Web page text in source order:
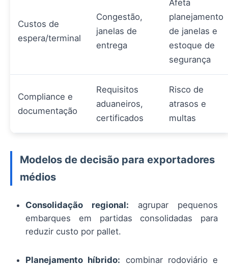
Custos de
espera/terminal
Congestão,
janelas de
entrega
Afeta
planejamento
de janelas e
estoque de
segurança
Compliance e
documentação
Requisitos
aduaneiros,
certificados
Risco de
atrasos e
multas
Modelos de decisão para exportadores
médios
Consolidação regional: agrupar pequenos
embarques em partidas consolidadas para
reduzir custo por pallet.
Planejamento híbrido: combinar rodoviário e